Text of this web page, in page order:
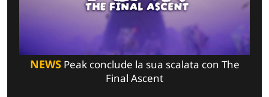
NEWSPeak conclude la sua scalata con The
Final Ascent